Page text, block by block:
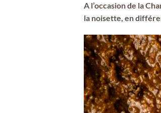
A l’occasion de la
la noisette, en